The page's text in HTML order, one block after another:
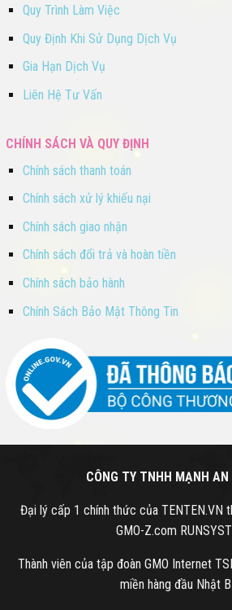
Quy Trình Làm Việc
Quy Định Khi Sử Dụng Dịch Vụ
Gia Hạn Dịch Vụ
Liên Hệ Tư Vấn
CHÍNH SÁCH VÀ QUY ĐỊNH
Chính sách thanh toán
Chính sách xử lý khiếu nại
Chính sách giao nhận
Chính sách đổi trả và hoàn tiền
Chính sách bảo hành
Chính Sách Bảo Mật Thông Tin
CÔNG TY TNHH MẠNH AN
Đại lý cấp 1 chính thức của TENTEN.VN
GMO-Z.com
Thành viên của tập đoàn GMO Internet
miền hàng đầu Nhật